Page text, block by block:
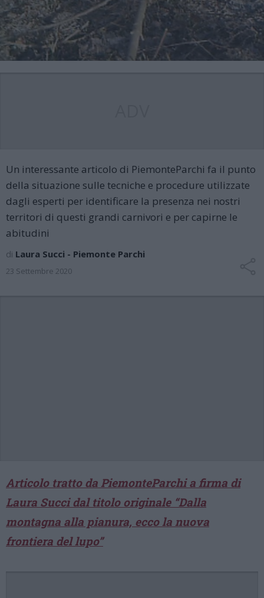
Un interessante articolo di PiemonteParchi fa il punto
della situazione sulle tecniche e procedure utilizzate
dagli esperti per identificare la presenza nei nostri
territori di questi grandi carnivori e per capirne le
abitudini
di Laura Succi - Piemonte Parchi
23 Settembre 2020
Articolo tratto da PiemonteParchi a firma di
Laura Succi dal titolo originale “Dalla
montagna alla pianura, ecco la nuova
frontiera del lupo”